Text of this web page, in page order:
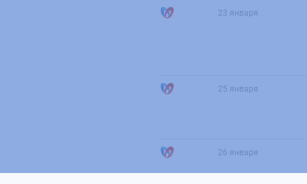
23 января
25 января
26 января